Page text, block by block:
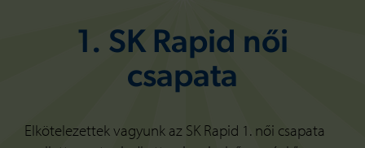
1. SK Rapid női
csapata
Elkötelezettek vagyunk az SK Rapid 1. női csapata